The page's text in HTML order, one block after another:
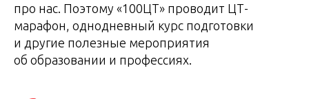
про нас. Поэтому «100ЦТ» проводит ЦТ-
марафон, однодневный курс подготовки
и другие полезные мероприятия
об образовании и профессиях.